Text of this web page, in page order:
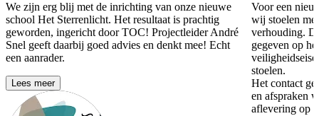
We zijn erg blij met de inrichting van onze nieuwe
school Het Sterrenlicht. Het resultaat is prachtig
geworden, ingericht door TOC! Projectleider André
Snel geeft daarbij goed advies en denkt mee! Echt
een aanrader.
Lees meer
Voor een
wij stoelen
verhouding.
gegeven op
stoelen.
Het contact
en afspraken
aflevering op